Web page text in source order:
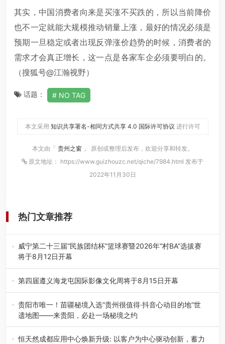
其实，中国消费者向来是买涨不买跌的，所以当前降价
也不一定就能大规模推动销量上涨，最好的情况必须是
预期一旦稳定或者出现反弹涨价趋势的时候，消费者的
需求才会真正增长，这一点是各家车企必须要明白的。
（搜狐号@江瀚视野）
话题： NO TAG
本文采用 知识共享署名-相同方式共享 4.0 国际许可协议 进行许可
本文由「 贵州之窗 」 原创或整理后发布，欢迎分享和转发。
原文地址： https://www.guizhouzc.net/qiche/7984.html 发布于
2022年11月30日
热门文章推荐
威宁第二十三届“民族团结杯”篮球赛暨2026年“村BA”选拔赛
将于8月12日开幕
8月7日，威宁彝族回族苗族自治县第二十三届“民族团结
杯”篮球赛暨2026年“村B…
第四届遵义海龙屯国际影像文化周将于8月15日开幕
8月7日，第四届遵义海龙屯国际影像文化周媒体通气会在世
界文化遗产地海龙屯核心景区…
贵阳市唯一！苗疆秘境入选“贵州很值得·抖音心动目的地”世
遗地图——来贵阳，必赴一场秘境之约
2026年7月21日，2026年“贵州很值得”暨抖音“心动目的
地”（贵州站）主题…
恒天然成都应用中心焕新升级: 以客户为中心驱动创新，蓄力